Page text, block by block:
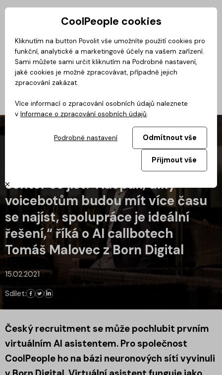
Privátní zóna
Magazín BusinessClass CoolMovie CoolDialog Podcast
„Jestli budou mít operátoři call
center co jíst? Naopak, díky
voicebotům budou mít více času
se najíst, spolupráce je ideální
řešení,“ říká o AI callbotech
Tomáš Malovec z Born Digital
15.02.2021
Sdílet:
Český recruitment se může pochlubit prvním
virtuálním AI asistentem. Pro společnost
CoolPeople ho na bázi neuronových sítí vyvinuli
CoolPeople cookies
Kliknutím na button Povolit vše umožníte použití cookies pro
funkční, analytické a marketingové účely na vašem zařízení.
Sami můžete sami určit kliknutím na Podrobné nastavení,
jaké cookies je možné zpracovávat, případně jejich
zpracování zakázat.
Více informací o zpracování osobních údajů naleznete
v Informace o zpracování osobních údajů.
Podrobné nastavení Odmítnout vše
Přijmout vše